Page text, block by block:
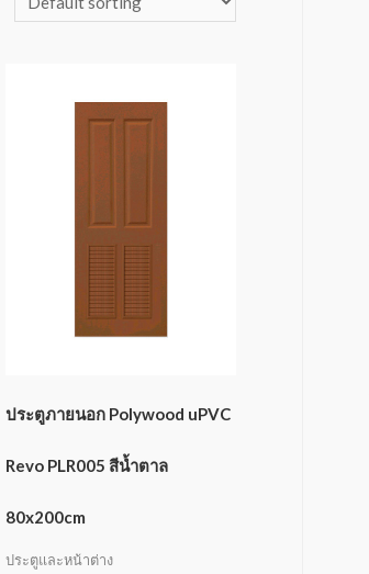
ประตูภายนอก Polywood uPVC
Revo PLR005 สีน้ำตาล
80x200cm
ประตูและหน้าต่าง